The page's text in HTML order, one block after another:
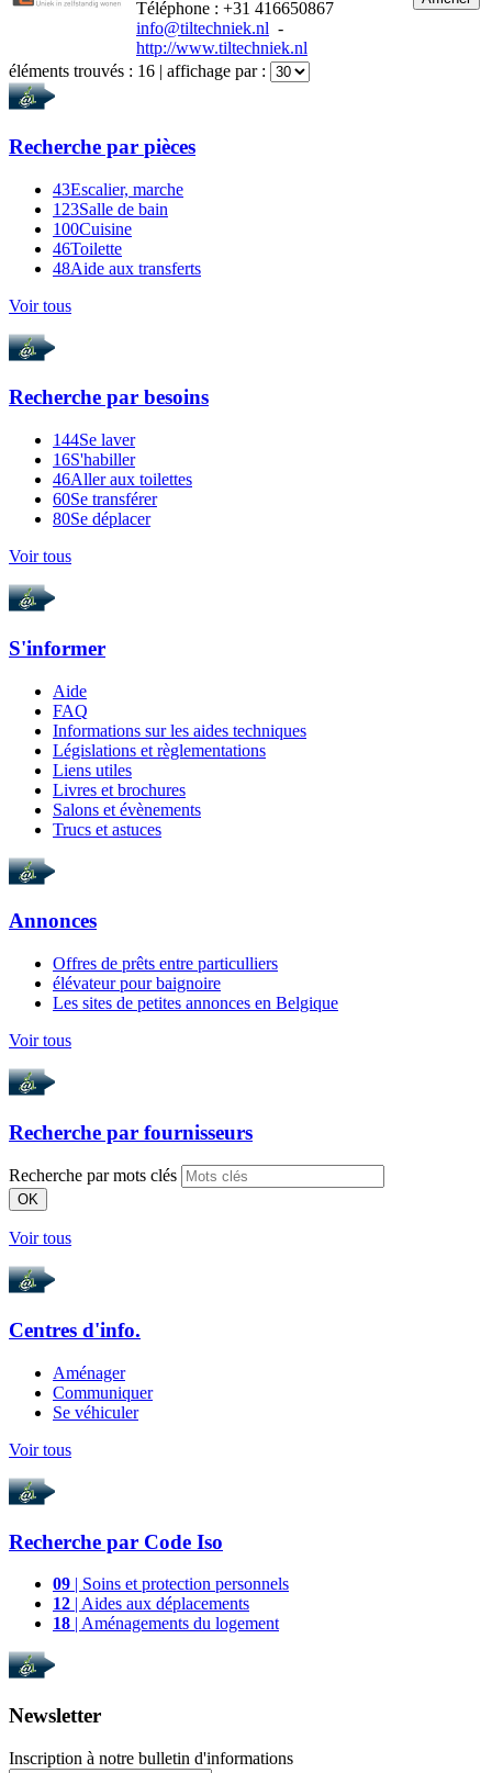
Téléphone : +31 416650867
info@tiltechniek.nl -
http://www.tiltechniek.nl
éléments trouvés : 16 | affichage par :
Recherche par pièces
43Escalier, marche
123Salle de bain
100Cuisine
46Toilette
48Aide aux transferts
Voir tous
Recherche par besoins
144Se laver
16S'habiller
46Aller aux toilettes
60Se transférer
80Se déplacer
Voir tous
S'informer
Aide
FAQ
Informations sur les aides techniques
Législations et règlementations
Liens utiles
Livres et brochures
Salons et évènements
Trucs et astuces
Annonces
Offres de prêts entre particulliers
élévateur pour baignoire
Les sites de petites annonces en Belgique
Voir tous
Recherche par fournisseurs
Recherche par mots clés
OK
Voir tous
Centres d'info.
Aménager
Communiquer
Se véhiculer
Voir tous
Recherche par Code Iso
09 | Soins et protection personnels
12 | Aides aux déplacements
18 | Aménagements du logement
Newsletter
Inscription à notre bulletin d'informations